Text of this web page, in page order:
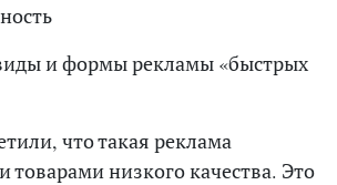
и формы рекламы «быстрых
что такая реклама
низкого качества. Это